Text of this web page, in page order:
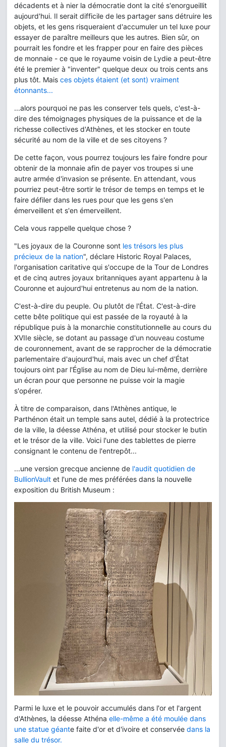
décadents et à nier la démocratie dont la cité s'enorgueillit
aujourd'hui. Il serait difficile de les partager sans détruire les
objets, et les gens risqueraient d'accumuler un tel luxe pour
essayer de paraître meilleurs que les autres. Bien sûr, on
pourrait les fondre et les frapper pour en faire des pièces
de monnaie - ce que le royaume voisin de Lydie a peut-être
été le premier à "inventer" quelque deux ou trois cents ans
plus tôt. Mais ces objets étaient (et sont) vraiment
étonnants...
...alors pourquoi ne pas les conserver tels quels, c'est-à-
dire des témoignages physiques de la puissance et de la
richesse collectives d'Athènes, et les stocker en toute
sécurité au nom de la ville et de ses citoyens ?
De cette façon, vous pourrez toujours les faire fondre pour
obtenir de la monnaie afin de payer vos troupes si une
autre armée d'invasion se présente. En attendant, vous
pourriez peut-être sortir le trésor de temps en temps et le
faire défiler dans les rues pour que les gens s'en
émerveillent et s'en émerveillent.
Cela vous rappelle quelque chose ?
"Les joyaux de la Couronne sont les trésors les plus
précieux de la nation", déclare Historic Royal Palaces,
l'organisation caritative qui s'occupe de la Tour de Londres
et de cinq autres joyaux britanniques ayant appartenu à la
Couronne et aujourd'hui entretenus au nom de la nation.
C'est-à-dire du peuple. Ou plutôt de l'État. C'est-à-dire
cette bête politique qui est passée de la royauté à la
république puis à la monarchie constitutionnelle au cours du
XVIIe siècle, se dotant au passage d'un nouveau costume
de couronnement, avant de se rapprocher de la démocratie
parlementaire d'aujourd'hui, mais avec un chef d'État
toujours oint par l'Église au nom de Dieu lui-même, derrière
un écran pour que personne ne puisse voir la magie
s'opérer.
À titre de comparaison, dans l'Athènes antique, le
Parthénon était un temple sans autel, dédié à la protectrice
de la ville, la déesse Athéna, et utilisé pour stocker le butin
et le trésor de la ville. Voici l'une des tablettes de pierre
consignant le contenu de l'entrepôt...
...une version grecque ancienne de l'audit quotidien de
BullionVault et l'une de mes préférées dans la nouvelle
exposition du British Museum :
Parmi le luxe et le pouvoir accumulés dans l'or et l'argent
d'Athènes, la déesse Athéna elle-même a été moulée dans
une statue géante faite d'or et d'ivoire et conservée dans la
salle du trésor.